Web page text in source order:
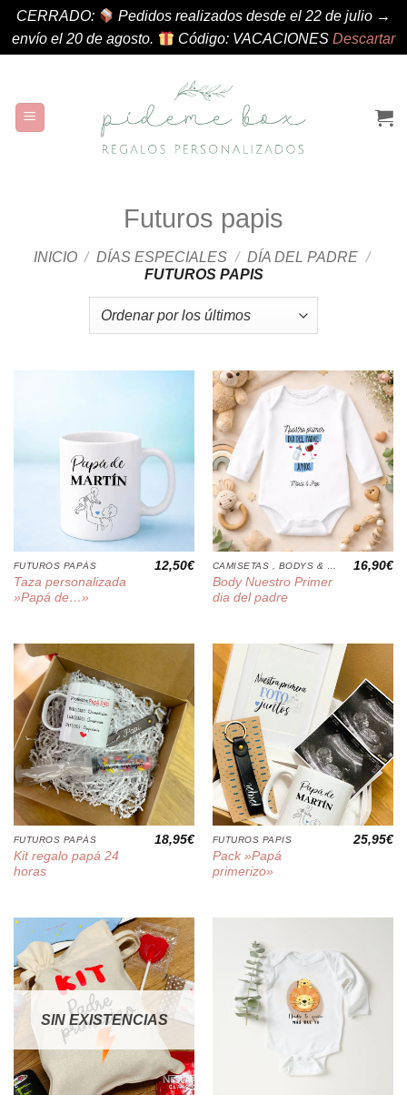
CERRADO:
Pedidos realizados desde el 22 de julio →
envío el 20 de agosto.
Código: VACACIONES Descartar
contenido
Futuros papis
INICIO / DÍAS ESPECIALES / DÍA DEL PADRE /
FUTUROS PAPIS
FUTUROS PAPÁS
Taza personalizada
»Papá de…»
12,50€ CAMISETAS , BODYS & COJINES
Body Nuestro Primer
dia del padre
16,90€
FUTUROS PAPÁS
Kit regalo papá 24
horas
18,95€ FUTUROS PAPIS
Pack »Papá
primerizo»
25,95€
SIN EXISTENCIAS